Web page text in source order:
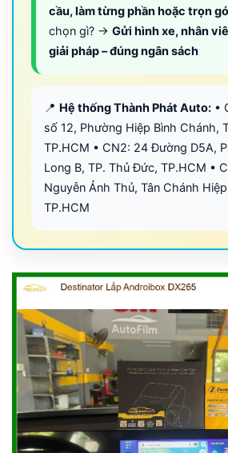
cầu, làm từng phần hoặc trọn
chọn gì? → Gửi hình xe, nhân
giải pháp – đúng ngân sách
📍 Hệ thống Thành Phát Auto: •
số 12, Phường Hiệp Bình Chánh,
TP.HCM • CN2: 24 Đường D5A,
Long B, TP. Thủ Đức, TP.HCM •
Nguyễn Ảnh Thủ, Tân Chánh
TP.HCM